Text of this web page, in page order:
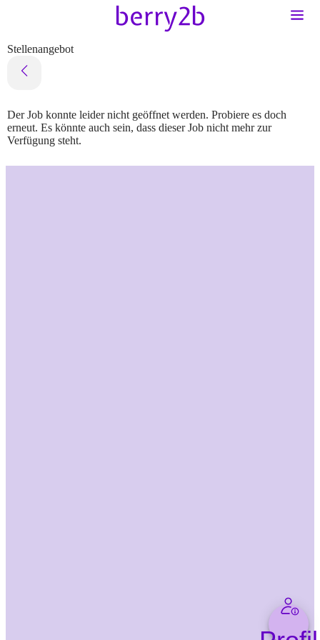
Stellenangebot
Der Job konnte leider nicht geöffnet werden. Probiere es doch
erneut. Es könnte auch sein, dass dieser Job nicht mehr zur
Verfügung steht.